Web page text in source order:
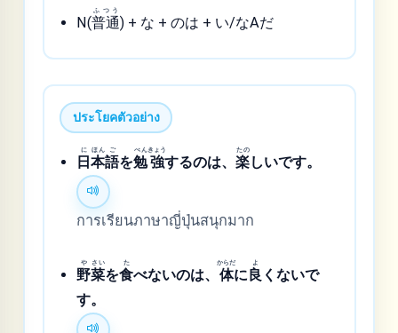
N(普通
ふつう
) + な + のは + い/なAだ
ประโยคตัวอย่าง
日
に
本
ほん
語
ご
を勉
べん
強
きょう
するのは、楽
たの
しいです。
การเรียนภาษาญี่ปุ่นสนุกมาก
野
や
菜
さい
を食
た
べないのは、 体
からだ
に良
よ
くないで
す。